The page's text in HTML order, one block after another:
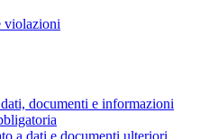
violazioni
documenti e informazioni
a dati e documenti ulteriori